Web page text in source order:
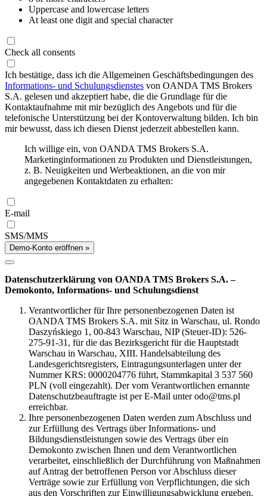
Uppercase and lowercase letters
At least one digit and special character
Check all consents
Ich bestätige, dass ich die Allgemeinen Geschäftsbedingungen des
Informations- und Schulungsdienstes von OANDA TMS Brokers
S.A. gelesen und akzeptiert habe, die die Grundlage für die
Kontaktaufnahme mit mir bezüglich des Angebots und für die
telefonische Unterstützung bei der Kontoverwaltung bilden. Ich bin
mir bewusst, dass ich diesen Dienst jederzeit abbestellen kann.
Ich willige ein, von OANDA TMS Brokers S.A.
Marketinginformationen zu Produkten und Dienstleistungen,
z. B. Neuigkeiten und Werbeaktionen, an die von mir
angegebenen Kontaktdaten zu erhalten:
E-mail
SMS/MMS
Demo-Konto eröffnen »
Datenschutzerklärung von OANDA TMS Brokers S.A. –
Demokonto, Informations- und Schulungsdienst
Verantwortlicher für Ihre personenbezogenen Daten ist
OANDA TMS Brokers S.A. mit Sitz in Warschau, ul. Rondo
Daszyńskiego 1, 00-843 Warschau, NIP (Steuer-ID): 526-
275-91-31, für die das Bezirksgericht für die Hauptstadt
Warschau in Warschau, XIII. Handelsabteilung des
Landesgerichtsregisters, Eintragungsunterlagen unter der
Nummer KRS: 0000204776 führt, Stammkapital 3 537 560
PLN (voll eingezahlt). Der vom Verantwortlichen ernannte
Datenschutzbeauftragte ist per E-Mail unter odo@tms.pl
erreichbar.
Ihre personenbezogenen Daten werden zum Abschluss und
zur Erfüllung des Vertrags über Informations- und
Bildungsdienstleistungen sowie des Vertrags über ein
Demokonto zwischen Ihnen und dem Verantwortlichen
verarbeitet, einschließlich der Durchführung von Maßnahmen
auf Antrag der betroffenen Person vor Abschluss dieser
Verträge sowie zur Erfüllung von Verpflichtungen, die sich
aus den Vorschriften zur Einwilligungsabwicklung ergeben.